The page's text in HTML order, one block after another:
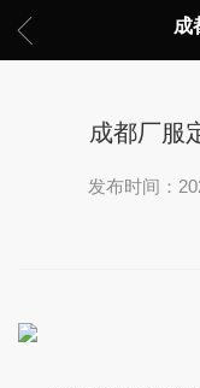
成
成都厂服
发布时间：